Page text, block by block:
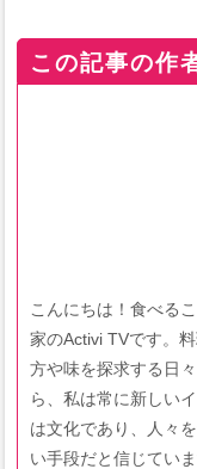
この記事の作
こんにちは！食べる
家のActivi TVです。
方や味を探求する日
ら、私は常に新しい
は文化であり、人々
い手段だと信じてい